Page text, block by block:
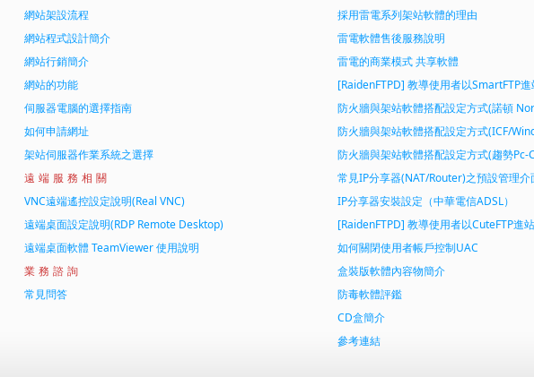
網站架設流程
採用雷電系列架站軟體的理由
網站程式設計簡介
雷電軟體售後服務說明
網站行銷簡介
雷電的商業模式 共享軟體
網站的功能
[RaidenFTPD] 教導使用者以SmartFTP
伺服器電腦的選擇指南
防火牆與架站軟體搭配設定方式(諾頓
如何申請網址
防火牆與架站軟體搭配設定方式(ICF/
架站伺服器作業系統之選擇
防火牆與架站軟體搭配設定方式(趨勢Pc-
遠端服務相關
常見IP分享器(NAT/Router)之預設管理介
VNC遠端遙控設定說明(Real VNC)
IP分享器安裝設定（中華電信ADSL）
遠端桌面設定說明(RDP Remote Desktop)
[RaidenFTPD] 教導使用者以CuteFTP進
遠端桌面軟體 TeamViewer 使用說明
如何關閉使用者帳戶控制UAC
業務諮詢
盒裝版軟體內容物簡介
常見問答
防毒軟體評鑑
CD盒簡介
參考連結